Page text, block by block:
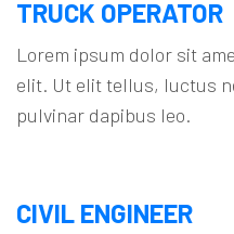
TRUCK OPERATOR
Lorem ipsum dolor sit
elit. Ut elit tellus, luctus
pulvinar dapibus leo.
CIVIL ENGINEER